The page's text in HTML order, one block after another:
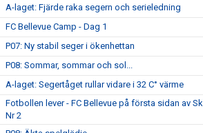
A-laget: Fjärde raka segern och serieledning
FC Bellevue Camp - Dag 1
P07: Ny stabil seger i ökenhettan
P08: Sommar, sommar och sol...
A-laget: Segertåget rullar vidare i 32 C° värme
Fotbollen lever - FC Bellevue på första sidan av
Nr 2